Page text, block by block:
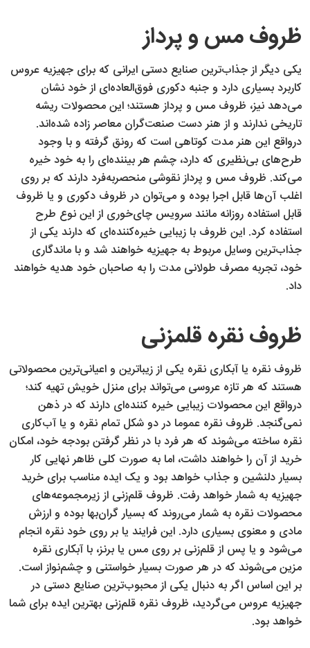
ظروف مس و پرداز
یکی دیگر از جذاب‌ترین صنایع دستی ایرانی که برای جهیزیه عروس
کاربرد بسیاری دارد و جنبه دکوری فوق‌العاده‌ای از خود نشان
می‌دهد نیز، ظروف مس و پرداز هستند؛ این محصولات ریشه
تاریخی ندارند و از هنر دست صنعت‌گران معاصر زاده شده‌اند.
درواقع این هنر مدت کوتاهی است که رونق گرفته و با وجود
طرح‌های بی‌نظیری که دارد، چشم هر بیننده‌ای را به خود خیره
می‌کند. ظروف مس و پرداز نقوشی منحصربه‌فرد دارند که بر روی
اغلب آن‌ها قابل اجرا بوده و می‌توان در ظروف دکوری و یا ظروف
قابل استفاده روزانه مانند سرویس چای‌خوری از این نوع طرح
استفاده کرد. این ظروف با زیبایی خیره‌کننده‌ای که دارند یکی از
جذاب‌ترین وسایل مربوط به جهیزیه خواهند شد و با ماندگاری
خود، تجربه مصرف طولانی مدت را به صاحبان خود هدیه خواهند
داد.
ظروف نقره قلمزنی
ظروف نقره یا آبکاری نقره یکی از زیباترین و اعیانی‌ترین محصولاتی
هستند که هر تازه عروسی می‌تواند برای منزل خویش تهیه کند؛
درواقع این محصولات زیبایی خیره کننده‌ای دارند که در ذهن
نمی‌گنجد. ظروف نقره عموما در دو شکل تمام نقره و یا آب‌کاری
نقره ساخته می‌شوند که هر فرد با در نظر گرفتن بودجه خود، امکان
خرید از آن را خواهند داشت، اما به صورت کلی ظاهر نهایی کار
بسیار دلنشین و جذاب خواهد بود و یک ایده مناسب برای خرید
جهیزیه به شمار خواهد رفت. ظروف قلم‌زنی از زیرمجموعه‌های
محصولات نقره به شمار می‌روند که بسیار گران‌بها بوده و ارزش
مادی و معنوی بسیاری دارد. این فرایند یا بر روی خود نقره انجام
می‌شود و یا پس از قلم‌زنی بر روی مس یا برنز، با آبکاری نقره
مزین می‌شوند که در هر صورت بسیار خواستنی و چشم‌نواز است.
بر این اساس اگر به دنبال یکی از محبوب‌ترین صنایع دستی در
جهیزیه عروس می‌گردید، ظروف نقره قلم‌زنی بهترین ایده برای شما
خواهد بود.